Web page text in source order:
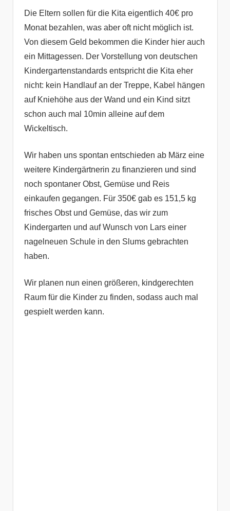
Die Eltern sollen für die Kita eigentlich 40€ pro
Monat bezahlen, was aber oft nicht möglich ist.
Von diesem Geld bekommen die Kinder hier auch
ein Mittagessen. Der Vorstellung von deutschen
Kindergartenstandards entspricht die Kita eher
nicht: kein Handlauf an der Treppe, Kabel hängen
auf Kniehöhe aus der Wand und ein Kind sitzt
schon auch mal 10min alleine auf dem
Wickeltisch.
Wir haben uns spontan entschieden ab März eine
weitere Kindergärtnerin zu finanzieren und sind
noch spontaner Obst, Gemüse und Reis
einkaufen gegangen. Für 350€ gab es 151,5 kg
frisches Obst und Gemüse, das wir zum
Kindergarten und auf Wunsch von Lars einer
nagelneuen Schule in den Slums gebrachten
haben.
Wir planen nun einen größeren, kindgerechten
Raum für die Kinder zu finden, sodass auch mal
gespielt werden kann.